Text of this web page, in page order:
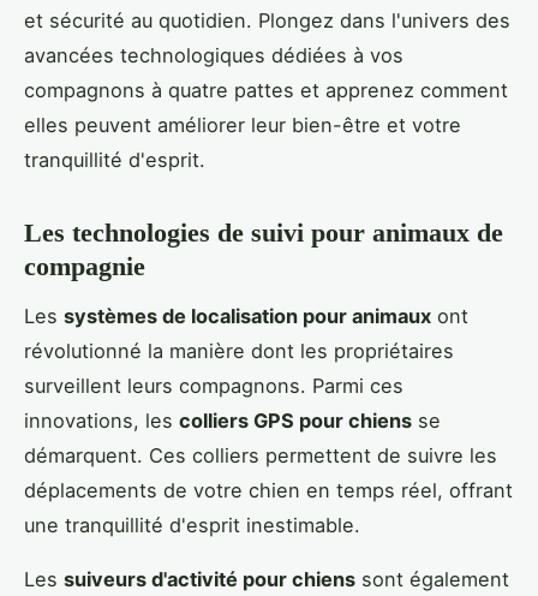
et sécurité au quotidien. Plongez dans l'univers des
avancées technologiques dédiées à vos
compagnons à quatre pattes et apprenez comment
elles peuvent améliorer leur bien-être et votre
tranquillité d'esprit.
Les technologies de suivi pour animaux de
compagnie
Les systèmes de localisation pour animaux ont
révolutionné la manière dont les propriétaires
surveillent leurs compagnons. Parmi ces
innovations, les colliers GPS pour chiens se
démarquent. Ces colliers permettent de suivre les
déplacements de votre chien en temps réel, offrant
une tranquillité d'esprit inestimable.
Les suiveurs d'activité pour chiens sont également